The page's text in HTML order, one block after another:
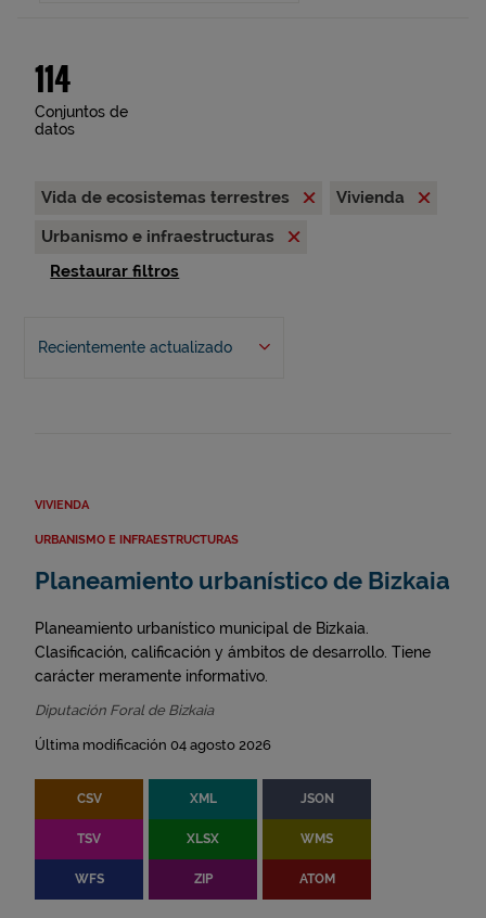
114
Conjuntos de
datos
Vida de ecosistemas terrestres
Vivienda
Urbanismo e infraestructuras
Restaurar filtros
Recientemente actualizado
VIVIENDA
URBANISMO E INFRAESTRUCTURAS
Planeamiento urbanístico de Bizkaia
Planeamiento urbanístico municipal de Bizkaia.
Clasificación, calificación y ámbitos de desarrollo. Tiene
carácter meramente informativo.
Diputación Foral de Bizkaia
Última modificación 04 agosto 2026
CSV XML JSON
TSV XLSX WMS
WFS ZIP ATOM